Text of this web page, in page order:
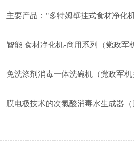
要产品："多特姆壁挂式食材净化
能·食材净化机-商用系列（党政军
洗涤剂消毒一体洗碗机（党政军机
电极技术的次氯酸消毒水生成器（